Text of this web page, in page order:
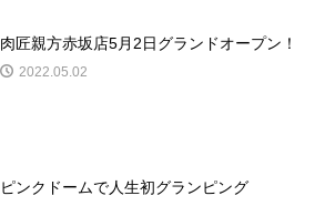
肉匠親方赤坂店5月2日グランドオープン！
2022.05.02
ピンクドームで人生初グランピング